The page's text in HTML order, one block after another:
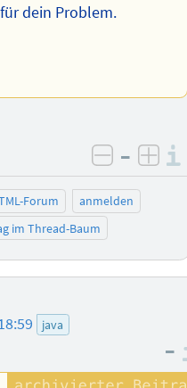
dein Problem.
negativ
–
Forum
anmelden
im Thread-Baum
java
–